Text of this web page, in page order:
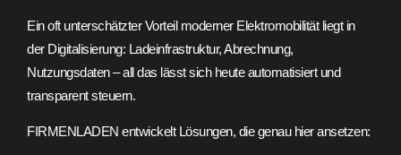
Ein oft unterschätzter Vorteil moderner Elektromobilität liegt in
der Digitalisierung: Ladeinfrastruktur, Abrechnung,
Nutzungsdaten – all das lässt sich heute automatisiert und
transparent steuern.
FIRMENLADEN entwickelt Lösungen, die genau hier ansetzen: